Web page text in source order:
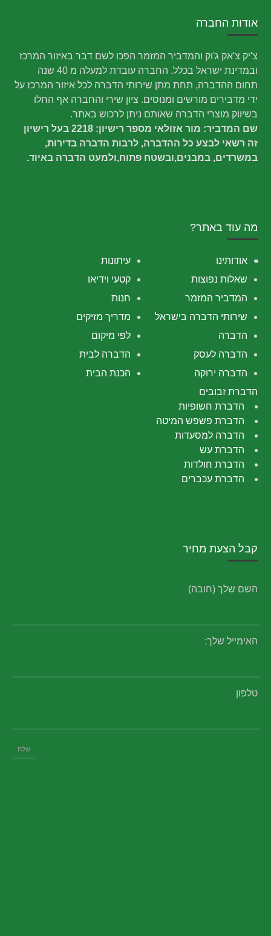
אודות החברה
צ'יק צ'אק ג'וק והמדביר המזמר הפכו לשם דבר באיזור המרכז
ובמדינת ישראל בכלל. החברה עובדת למעלה מ 40 שנה
תחום ההדברה, תחת מתן שירותי הדברה לכל איזור המרכז על
ידי מדבירים מורשים ומנוסים. ציון שירי והחברה אף החלו
בשיווק מוצרי הדברה שאותם ניתן לרכוש באתר.
שם המדביר: מור אזולאי מספר רישיון: 2218 בעל רישיון
זה רשאי לבצע כל ההדברה, לרבות הדברה בדירות,
במשרדים, במבנים,ובשטח פתוח,ולמעט הדברה באיוד.
מה עוד באתר?
עיתונות
אודותינו
קטעי וידיאו
שאלות נפוצות
חנות
המדביר המזמר
מדריך מזיקים
שירותי הדברה בישראל
לפי מיקום
הדברה
הדברה לבית
הדברה לעסק
הכנת הבית
הדברה ירוקה
הדברת זבובים
הדברת חשופיות
הדברת פשפש המיטה
הדברה למסעדות
הדברת עש
הדברת חולדות
הדברת עכברים
קבל הצעת מחיר
השם שלך (חובה)
האימייל שלך:
טלפון